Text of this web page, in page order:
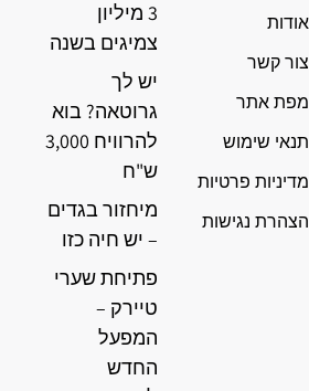
אודות
צור קשר
מפת אתר
תנאי שימוש
מדיניות פרטיות
הצהרת נגישות
3 מיליון
צמיגים בשנה
יש לך
גרוטאה? בוא
להרוויח 3,000
ש"ח
מיחזור בגדים
– יש חיה כזו
פתיחת שערי
טיירק –
המפעל
החדש